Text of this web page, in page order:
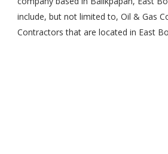
include, but not limited to, Oil & Gas
Contractors that are located in East